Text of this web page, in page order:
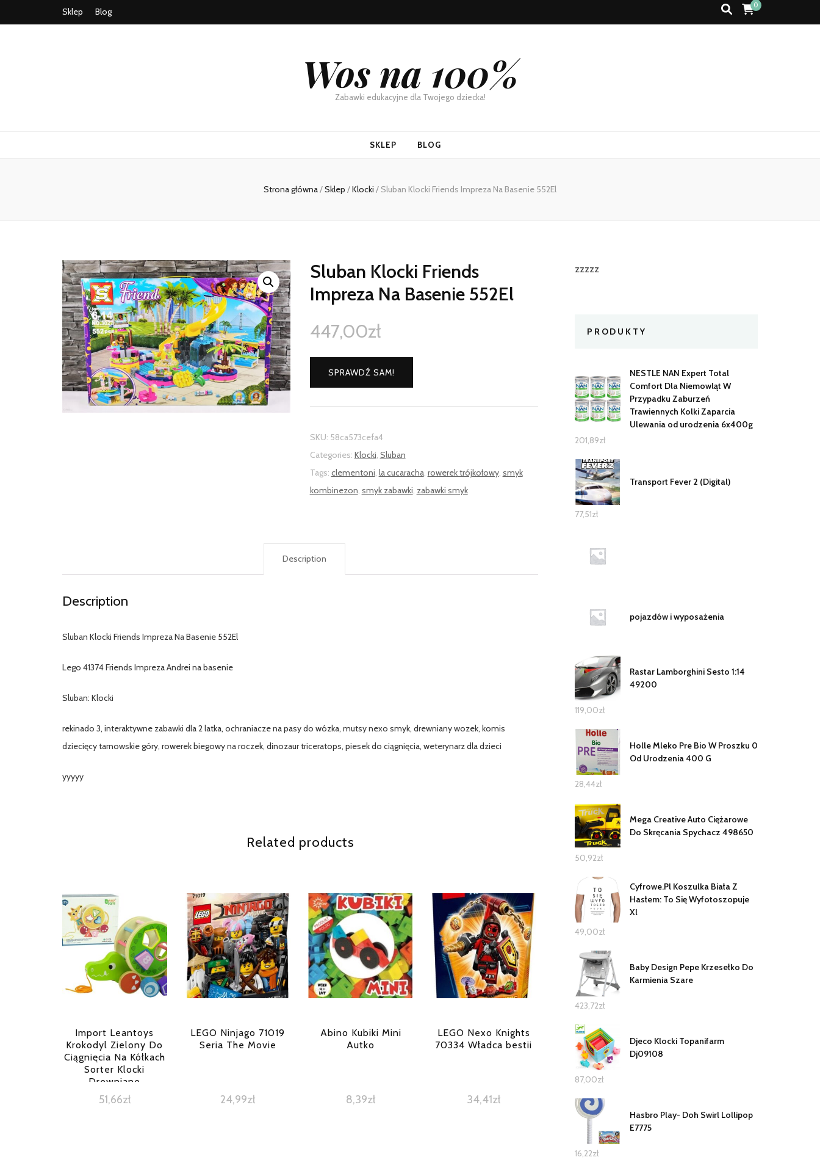
Sklep Blog
0
Wos na 100%
Zabawki edukacyjne dla Twojego dziecka!
SKLEP BLOG
Strona główna/Sklep /Klocki / Sluban Klocki Friends Impreza Na Basenie 552El
Sluban Klocki Friends
Impreza Na Basenie 552El
447,00zł
SPRAWDŹ SAM!
SKU: 58ca573cefa4
Categories: Klocki, Sluban
Tags: clementoni, la cucaracha, rowerek trójkołowy, smyk
kombinezon, smyk zabawki, zabawki smyk
Description
Description
Sluban Klocki Friends Impreza Na Basenie 552El
Lego 41374 Friends Impreza Andrei na basenie
Sluban: Klocki
rekinado 3, interaktywne zabawki dla 2 latka, ochraniacze na pasy do wózka, mutsy nexo smyk, drewniany wozek, komis
dziecięcy tarnowskie góry, rowerek biegowy na roczek, dinozaur triceratops, piesek do ciągnięcia, weterynarz dla dzieci
yyyyy
Related products
Import Leantoys
Krokodyl Zielony Do
Ciągnięcia Na Kółkach
Sorter Klocki
Drewniane
51,66zł
LEGO Ninjago 71019
Seria The Movie
24,99zł
Abino Kubiki Mini
Autko
8,39zł
LEGO Nexo Knights
70334 Władca bestii
34,41zł
zzzzz
PRODUKTY
NESTLE NAN Expert Total
Comfort Dla Niemowląt W
Przypadku Zaburzeń
Trawiennych Kolki Zaparcia
Ulewania od urodzenia 6x400g
201,89zł
Transport Fever 2 (Digital)
77,51zł
pojazdów i wyposażenia
Rastar Lamborghini Sesto 1:14
49200
119,00zł
Holle Mleko Pre Bio W Proszku 0
Od Urodzenia 400 G
28,44zł
Mega Creative Auto Ciężarowe
Do Skręcania Spychacz 498650
50,92zł
Cyfrowe.Pl Koszulka Biała Z
Hasłem: To Się Wyfotoszopuje
Xl
49,00zł
Baby Design Pepe Krzesełko Do
Karmienia Szare
423,72zł
Djeco Klocki Topanifarm
Dj09108
87,00zł
Hasbro Play- Doh Swirl Lollipop
E7775
16,22zł